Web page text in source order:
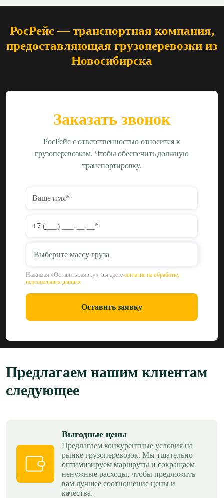
Заказать звонок
РосРейс с ответственностью относится к
грузоперевозкам. Чтобы обеспечить должную
транспортировку.
Выберите массу груза
Нажимая «Оставить заявку», вы даете согласие на обработку
персональных данных
Оставить заявку
РосРейс — транспортная компания,
предоставляющая грузоперевозки из
Новосибирска
Предлагаем нашим клиентам
следующее
Выгодные цены
Предлагаем конкурентные условия на
рынке грузоперевозок. Мы тщательно
оптимизируем маршруты и сокращаем
ненужные расходы, чтобы предложить
вам лучшее соотношение цены и
качества.